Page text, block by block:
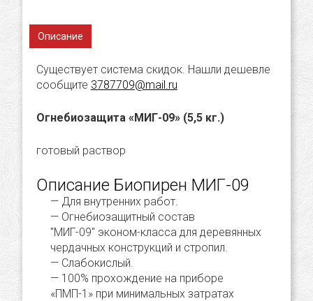
Описание
Существует система скидок. Нашли дешевле
сообщите 3787709@mail.ru
Огнебиозащита «МИГ-09» (5,5 кг.)
готовый раствор
Описание Биопирен МИГ-09
Для внутренних работ.
Огнебиозащитный состав
"МИГ-09" эконом-класса для деревянных
чердачных конструкций и стропил.
Слабокислый.
100% прохождение на приборе
«ПМП-1» при минимальных затратах